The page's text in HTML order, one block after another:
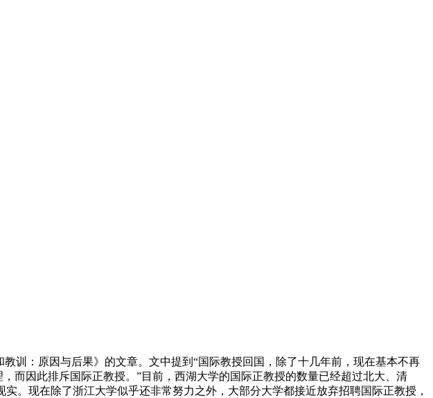
训：原因与后果》的文章。文中提到“国际教授回国，除了十几年前，现在基本不再
而因此排斥国际正教授。”目前，西湖大学的国际正教授的数量已经超过北大、清
。现在除了浙江大学似乎还非常努力之外，大部分大学都接近放弃招聘国际正教授，